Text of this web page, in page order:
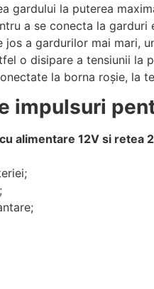
gardului la puterea
a se conecta la
a gardurilor mai mari,
o disipare a tensiunii la
la borna roșie, la
impulsuri
alimentare 12V si retea